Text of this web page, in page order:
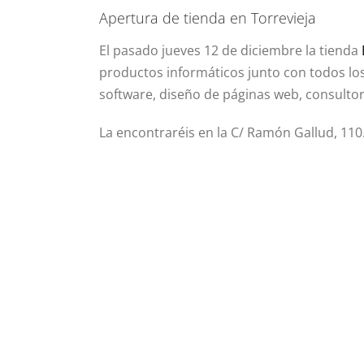
Apertura de tienda en Torrevieja
El pasado jueves 12 de diciembre la tienda
productos informáticos junto con todos
software, diseño de páginas web,
La encontraréis en la C/ Ramón Gallud, 110.